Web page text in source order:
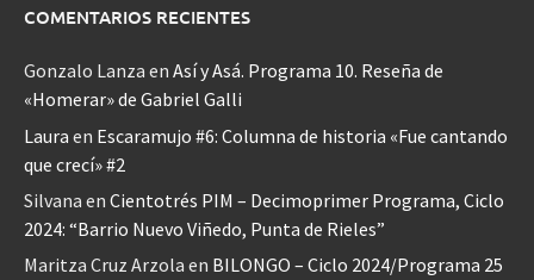
COMENTARIOS RECIENTES
Gonzalo Lanza en Así y Asá. Programa 10. Reseña de
«Homerar» de Gabriel Galli
Laura en Escaramujo #6: Columna de historia «Fue cantando
que crecí» #2
Silvana en Cientotrés PIM – Decimoprimer Programa, Ciclo
2024: “Barrio Nuevo Viñedo, Punta de Rieles”
Maritza Cruz Arzola en BILONGO – Ciclo 2024/Programa 25